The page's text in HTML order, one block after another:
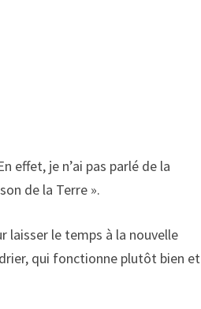
effet, je n’ai pas parlé de la
de la Terre ».
laisser le temps à la nouvelle
qui fonctionne plutôt bien et